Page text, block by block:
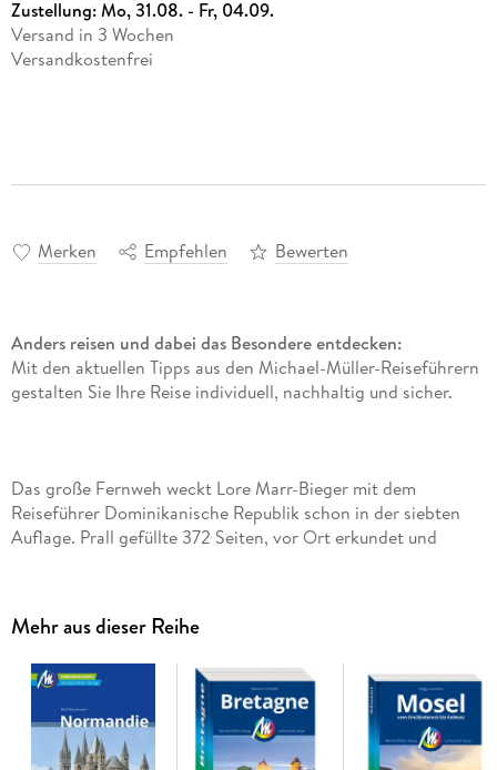
Zustellung:Mo, 31.08. - Fr, 04.09.
Versand in 3 Wochen
Versandkostenfrei
Merken Empfehlen Bewerten
Anders reisen und dabei das Besondere entdecken:
Mit den aktuellen Tipps aus den Michael-Müller-Reiseführern
gestalten Sie Ihre Reise individuell, nachhaltig und sicher.
Das große Fernweh weckt Lore Marr-Bieger mit dem
Reiseführer Dominikanische Republik schon in der siebten
Auflage. Prall gefüllte 372 Seiten, vor Ort erkundet und
mit dem Reiseführer Dominikanische Republik immer den
Überblick. Acht Wanderungen und eine Fülle
hervorgehobener Geheimtipps lassen Sie die Insel individuell
abseits touristischer Hot-Spots entdecken. Ökologisch,
regional und nachhaltig wirtschaftende Betriebe sind
gekennzeichnet.
Mehr aus dieser Reihe